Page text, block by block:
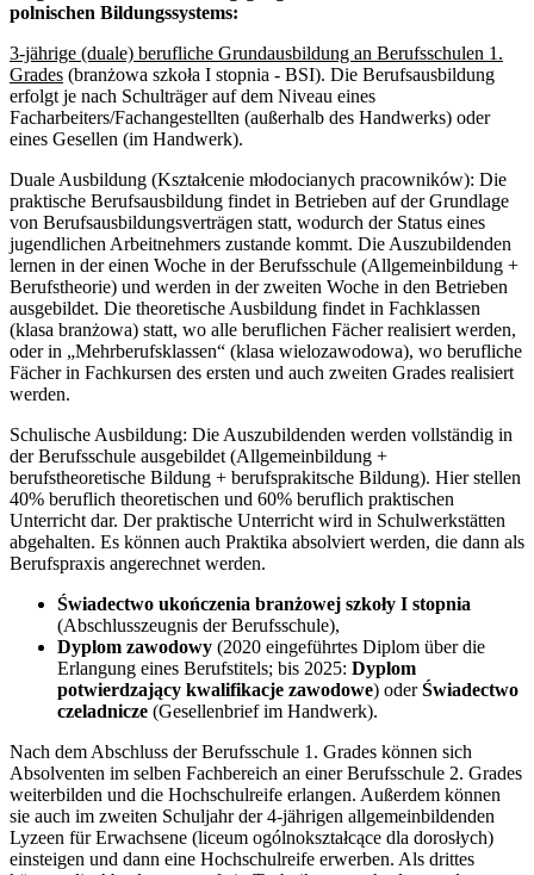
polnischen Bildungssystems:
3-jährige (duale) berufliche Grundausbildung an Berufsschulen 1.
Grades (branżowa szkoła I stopnia - BSI). Die Berufsausbildung
erfolgt je nach Schulträger auf dem Niveau eines
Facharbeiters/Fachangestellten (außerhalb des Handwerks) oder
eines Gesellen (im Handwerk).
Duale Ausbildung (Kształcenie młodocianych pracowników): Die
praktische Berufsausbildung findet in Betrieben auf der Grundlage
von Berufsausbildungsverträgen statt, wodurch der Status eines
jugendlichen Arbeitnehmers zustande kommt. Die Auszubildenden
lernen in der einen Woche in der Berufsschule (Allgemeinbildung +
Berufstheorie) und werden in der zweiten Woche in den Betrieben
ausgebildet. Die theoretische Ausbildung findet in Fachklassen
(klasa branżowa) statt, wo alle beruflichen Fächer realisiert werden,
oder in „Mehrberufsklassen“ (klasa wielozawodowa), wo berufliche
Fächer in Fachkursen des ersten und auch zweiten Grades realisiert
werden.
Schulische Ausbildung: Die Auszubildenden werden vollständig in
der Berufsschule ausgebildet (Allgemeinbildung +
berufstheoretische Bildung + berufsprakitsche Bildung). Hier stellen
40% beruflich theoretischen und 60% beruflich praktischen
Unterricht dar. Der praktische Unterricht wird in Schulwerkstätten
abgehalten. Es können auch Praktika absolviert werden, die dann als
Berufspraxis angerechnet werden.
Świadectwo ukończenia branżowej szkoły I stopnia
(Abschlusszeugnis der Berufsschule),
Dyplom zawodowy (2020 eingeführtes Diplom über die
Erlangung eines Berufstitels; bis 2025: Dyplom
potwierdzający kwalifikacje zawodowe) oderŚwiadectwo
czeladnicze (Gesellenbrief im Handwerk).
Nach dem Abschluss der Berufsschule 1. Grades können sich
Absolventen im selben Fachbereich an einer Berufsschule 2. Grades
weiterbilden und die Hochschulreife erlangen. Außerdem können
sie auch im zweiten Schuljahr der 4-jährigen allgemeinbildenden
Lyzeen für Erwachsene (liceum ogólnokształcące dla dorosłych)
einsteigen und dann eine Hochschulreife erwerben. Als drittes